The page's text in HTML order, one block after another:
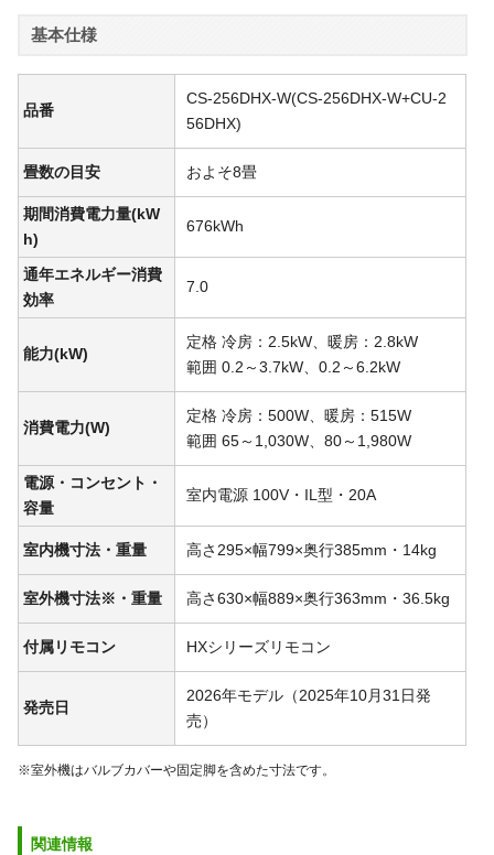
基本仕様
品番
CS-256DHX-W(CS-256DHX-W+CU-2
56DHX)
畳数の目安 およそ8畳
期間消費電力量(kW
h)
676kWh
通年エネルギー消費
効率
7.0
能力(kW)
定格 冷房：2.5kW、暖房：2.8kW
範囲 0.2～3.7kW、0.2～6.2kW
消費電力(W)
定格 冷房：500W、暖房：515W
範囲 65～1,030W、80～1,980W
電源・コンセント・
容量
室内電源 100V・IL型・20A
室内機寸法・重量 高さ295×幅799×奥行385mm・14kg
室外機寸法※・重量 高さ630×幅889×奥行363mm・36.5kg
付属リモコン HXシリーズリモコン
発売日
2026年モデル（2025年10月31日発
売）
※室外機はバルブカバーや固定脚を含めた寸法です。
関連情報